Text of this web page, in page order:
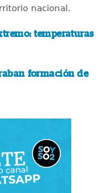
nacional.
temperaturas
formación de